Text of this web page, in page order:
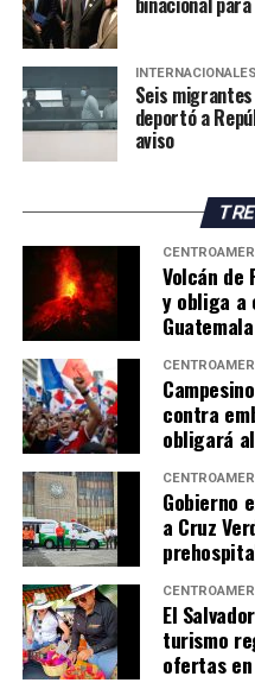
todos los
hacer de
sede y a
Nacional
Durante la ceremonia de
mexicana entregó el
Mundial, reconocimiento
Rodri. Además, participó
futbolistas de ambas
ministro de Canadá, Mark
Estados Unidos, Donald
FIFA, Gianni Infantino.
INTERNACIONALES
Seis migrantes
deportó a
aviso
Volcán de
y obliga a
Guatemala
contra
obligará
Gobierno
a Cruz
El
turismo
ofertas